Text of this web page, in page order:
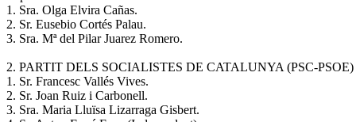
1. Sra. Olga Elvira Cañas.
2. Sr. Eusebio Cortés Palau.
3. Sra. Mª del Pilar Juarez Romero.
2. PARTIT DELS SOCIALISTES DE CATALUNYA (PSC-PSOE)
1. Sr. Francesc Vallés Vives.
2. Sr. Joan Ruiz i Carbonell.
3. Sra. Maria Lluïsa Lizarraga Gisbert.